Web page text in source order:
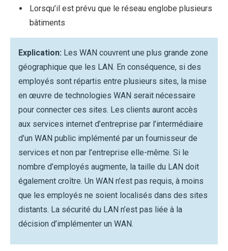
Lorsqu’il est prévu que le réseau englobe plusieurs
bâtiments
Explication: Les WAN couvrent une plus grande zone
géographique que les LAN. En conséquence, si des
employés sont répartis entre plusieurs sites, la mise
en œuvre de technologies WAN serait nécessaire
pour connecter ces sites. Les clients auront accès
aux services internet d’entreprise par l’intermédiaire
d’un WAN public implémenté par un fournisseur de
services et non par l’entreprise elle-même. Si le
nombre d’employés augmente, la taille du LAN doit
également croître. Un WAN n’est pas requis, à moins
que les employés ne soient localisés dans des sites
distants. La sécurité du LAN n’est pas liée à la
décision d’implémenter un WAN.